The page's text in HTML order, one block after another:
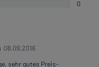
0
08.09.2016
sehr gutes Preis-